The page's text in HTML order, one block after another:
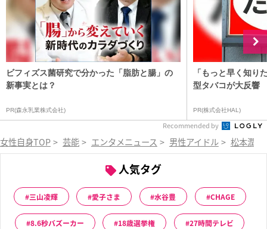
ビフィズス菌研究で分かった「脂肪と腸」の
新事実とは？
PR(森永乳業株式会社)
「もっと早く知
型タバコが大反響
PR(株式会社HAL)
Recommended by
女性自身TOP > 芸能 > エンタメニュース > 男性アイドル > 松本潤
人気タグ
三山凌輝 愛子さま 水谷豊 CHAGE
8.6秒バズーカー 18歳選挙権 27時間テレビ